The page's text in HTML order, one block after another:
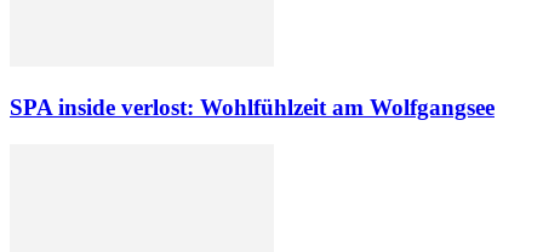
SPA inside verlost: Wohlfühlzeit am Wolfgangsee